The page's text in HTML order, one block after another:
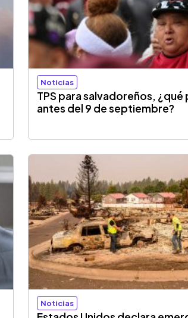
Noticias
TPS para salvadoreños, ¿qué
antes del 9 de septiembre?
Noticias